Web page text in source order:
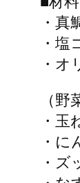
・
・塩
・オ
（野
・玉
・
・